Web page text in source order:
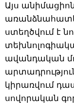
Այս
ստեղծվում է
ավանդական
կիրառվում
սովորական